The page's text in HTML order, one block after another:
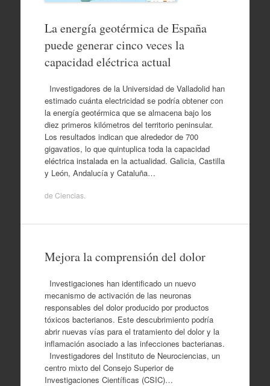
La energía geotérmica de España
puede generar cinco veces la
capacidad eléctrica actual
Investigadores de la Universidad de Valladolid han
estimado cuánta electricidad se podría obtener con
la energía geotérmica que se almacena bajo los
diez primeros kilómetros del territorio peninsular.
Los resultados indican que alrededor de 700
gigavatios, lo que quintuplica toda la capacidad
eléctrica instalada en la actualidad. Galicia, Castilla
y León, Andalucía y Cataluña…
de Ciencias.
Mejora la comprensión del dolor
Investigaciones han identificado un nuevo
mecanismo de activación de las neuronas
responsables del dolor producido por productos
tóxicos bacterianos. Este descubrimiento podría
abrir nuevas vías para el tratamiento del dolor y la
inflamación asociado a las infecciones bacterianas.
Investigadores del Instituto de Neurociencias, un
centro mixto del Consejo Superior de
Investigaciones Científicas (CSIC)…